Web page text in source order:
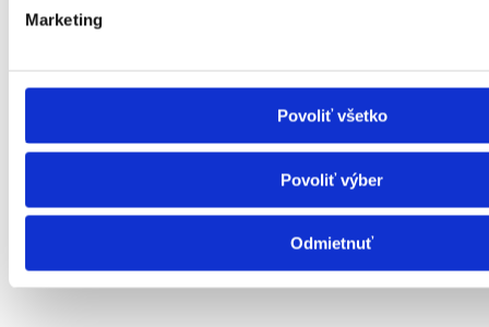
Marketing
Povoliť všetko
Povoliť výber
Odmietnuť